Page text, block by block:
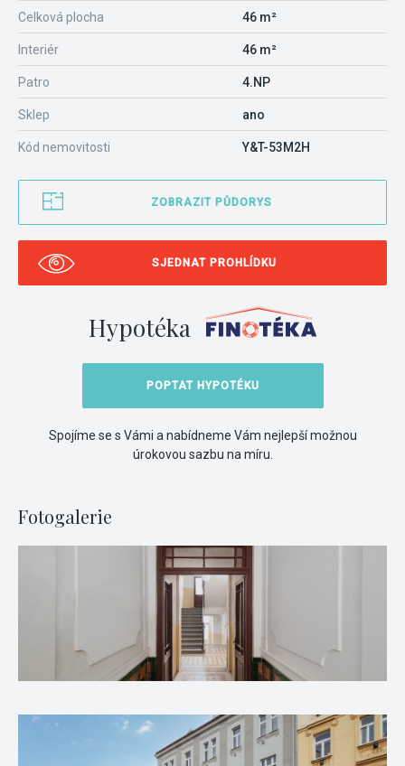
Celková plocha 46 m²
Interiér 46 m²
Patro 4.NP
Sklep ano
Kód nemovitosti Y&T-53M2H
ZOBRAZIT PŮDORYS
SJEDNAT PROHLÍDKU
Hypotéka
POPTAT HYPOTÉKU
Spojíme se s Vámi a nabídneme Vám nejlepší možnou
úrokovou sazbu na míru.
Fotogalerie